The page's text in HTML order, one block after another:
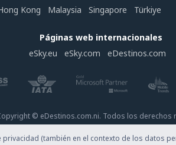
Kong
Malaysia Singapore Türkiye
Páginas web internacionales
eSky.eu
eSky.com eDestinos.com
© eDestinos.com.ni. Todos los derechos
(también en el contexto de los datos